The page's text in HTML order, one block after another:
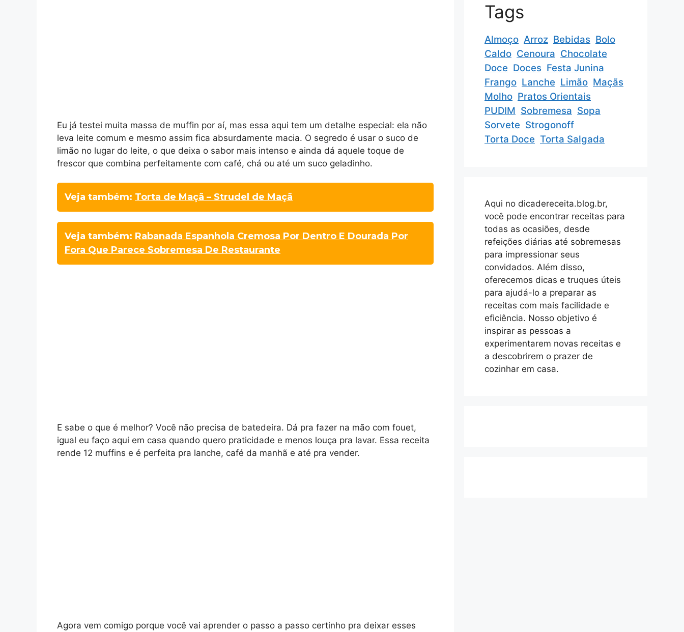
Eu já testei muita massa de muffin por aí, mas essa aqui tem um detalhe especial: ela não
leva leite comum e mesmo assim fica absurdamente macia. O segredo é usar o suco de
limão no lugar do leite, o que deixa o sabor mais intenso e ainda dá aquele toque de
frescor que combina perfeitamente com café, chá ou até um suco geladinho.
Veja também: Torta de Maçã – Strudel de Maçã
Veja também: Rabanada Espanhola Cremosa Por Dentro E Dourada Por
Fora Que Parece Sobremesa De Restaurante
E sabe o que é melhor? Você não precisa de batedeira. Dá pra fazer na mão com fouet,
igual eu faço aqui em casa quando quero praticidade e menos louça pra lavar. Essa receita
rende 12 muffins e é perfeita pra lanche, café da manhã e até pra vender.
Agora vem comigo porque você vai aprender o passo a passo certinho pra deixar esses
Tags
Almoço Arroz Bebidas Bolo
Caldo Cenoura Chocolate
Doce Doces Festa Junina
Frango Lanche Limão Maçãs
Molho Pratos Orientais
PUDIM Sobremesa Sopa
Sorvete Strogonoff
Torta Doce Torta Salgada
Aqui no dicadereceita.blog.br,
você pode encontrar receitas para
todas as ocasiões, desde
refeições diárias até sobremesas
para impressionar seus
convidados. Além disso,
oferecemos dicas e truques úteis
para ajudá-lo a preparar as
receitas com mais facilidade e
eficiência. Nosso objetivo é
inspirar as pessoas a
experimentarem novas receitas e
a descobrirem o prazer de
cozinhar em casa.